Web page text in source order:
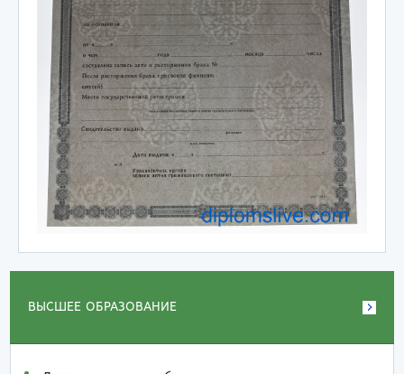
ВЫСШЕЕ ОБРАЗОВАНИЕ